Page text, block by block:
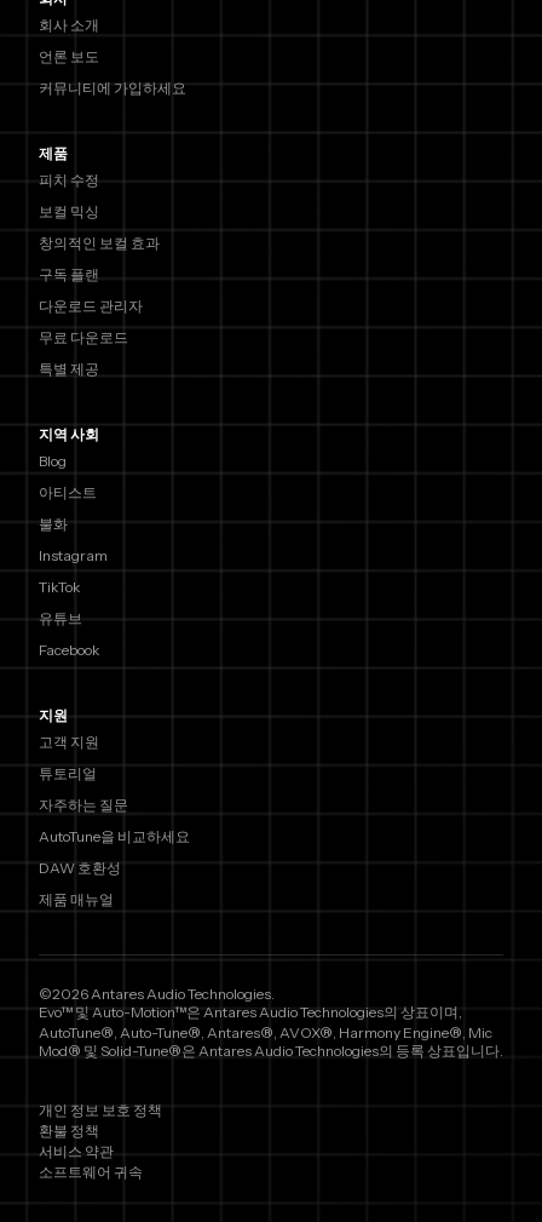
회사 소개
언론 보도
커뮤니티에 가입하세요
제품
피치 수정
보컬 믹싱
창의적인 보컬 효과
구독 플랜
다운로드 관리자
무료 다운로드
특별 제공
지역 사회
Blog
아티스트
불화
Instagram
TikTok
유튜브
Facebook
지원
고객 지원
튜토리얼
자주하는 질문
AutoTune을 비교하세요
DAW 호환성
제품 매뉴얼
©2026 Antares Audio Technologies.
Evo™ 및 Auto-Motion™은 Antares Audio Technologies의 상표이며,
AutoTune®, Auto-Tune®, Antares®, AVOX®, Harmony Engine®, Mic
Mod® 및 Solid-Tune®은 Antares Audio Technologies의 등록 상표입니다.
개인 정보 보호 정책
환불 정책
서비스 약관
소프트웨어 귀속